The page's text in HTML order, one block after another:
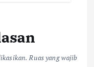
Ruas yang wajib